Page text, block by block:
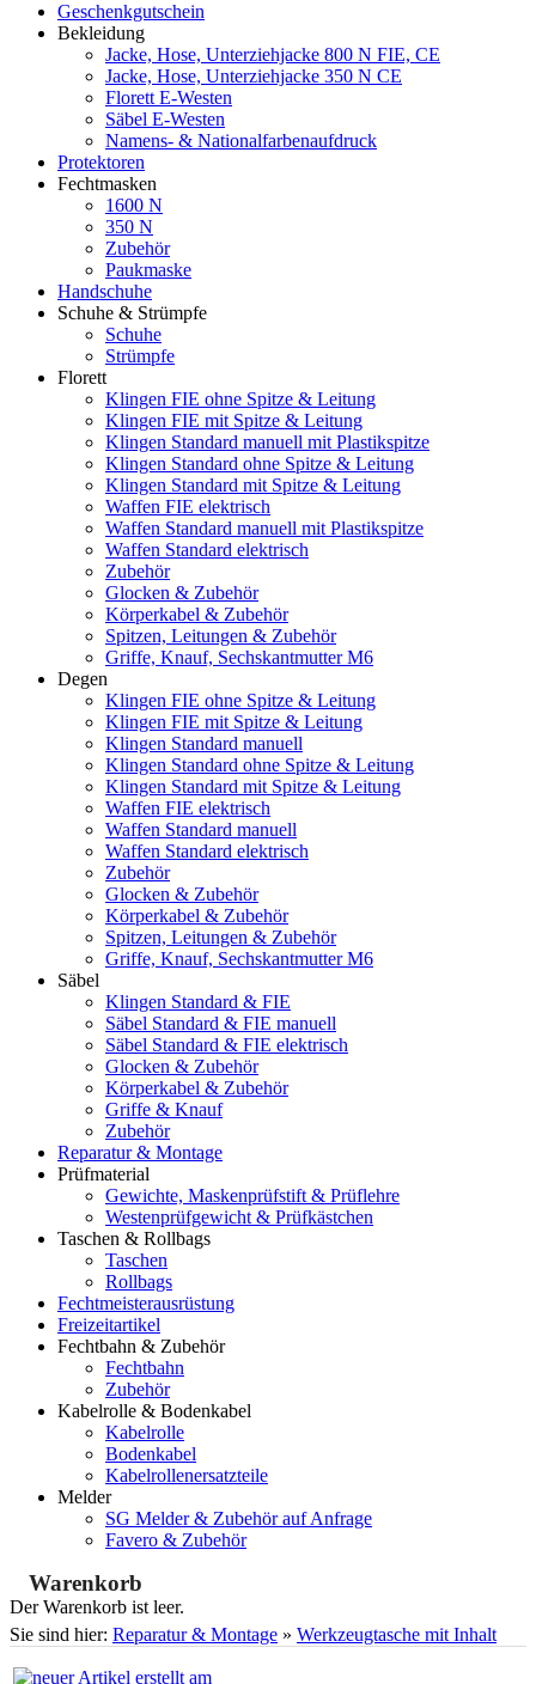
Geschenkgutschein
Bekleidung
Jacke, Hose, Unterziehjacke 800 N FIE, CE
Jacke, Hose, Unterziehjacke 350 N CE
Florett E-Westen
Säbel E-Westen
Namens- & Nationalfarbenaufdruck
Protektoren
Fechtmasken
1600 N
350 N
Zubehör
Paukmaske
Handschuhe
Schuhe & Strümpfe
Schuhe
Strümpfe
Florett
Klingen FIE ohne Spitze & Leitung
Klingen FIE mit Spitze & Leitung
Klingen Standard manuell mit Plastikspitze
Klingen Standard ohne Spitze & Leitung
Klingen Standard mit Spitze & Leitung
Waffen FIE elektrisch
Waffen Standard manuell mit Plastikspitze
Waffen Standard elektrisch
Zubehör
Glocken & Zubehör
Körperkabel & Zubehör
Spitzen, Leitungen & Zubehör
Griffe, Knauf, Sechskantmutter M6
Degen
Klingen FIE ohne Spitze & Leitung
Klingen FIE mit Spitze & Leitung
Klingen Standard manuell
Klingen Standard ohne Spitze & Leitung
Klingen Standard mit Spitze & Leitung
Waffen FIE elektrisch
Waffen Standard manuell
Waffen Standard elektrisch
Zubehör
Glocken & Zubehör
Körperkabel & Zubehör
Spitzen, Leitungen & Zubehör
Griffe, Knauf, Sechskantmutter M6
Säbel
Klingen Standard & FIE
Säbel Standard & FIE manuell
Säbel Standard & FIE elektrisch
Glocken & Zubehör
Körperkabel & Zubehör
Griffe & Knauf
Zubehör
Reparatur & Montage
Prüfmaterial
Gewichte, Maskenprüfstift & Prüflehre
Westenprüfgewicht & Prüfkästchen
Taschen & Rollbags
Taschen
Rollbags
Fechtmeisterausrüstung
Freizeitartikel
Fechtbahn & Zubehör
Fechtbahn
Zubehör
Kabelrolle & Bodenkabel
Kabelrolle
Bodenkabel
Kabelrollenersatzteile
Melder
SG Melder & Zubehör auf Anfrage
Favero & Zubehör
Warenkorb
Der Warenkorb ist leer.
Sie sind hier: Reparatur & Montage » Werkzeugtasche mit Inhalt